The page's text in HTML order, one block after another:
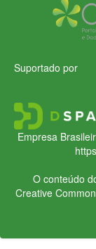
Suportado por
Empresa
O conteúdo
Creative